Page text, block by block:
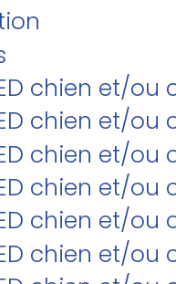
chien et/
chien et/
chien et/ou
chien et/
chien et/
chien et/ou